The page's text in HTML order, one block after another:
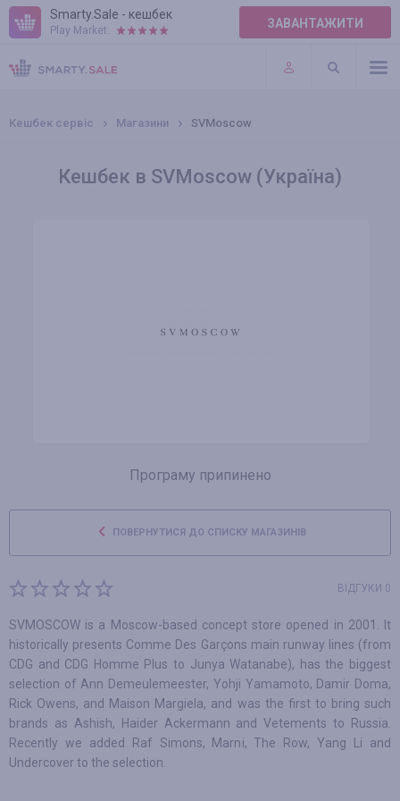
Smarty.Sale - кешбек
Play Market: ЗАВАНТАЖИТИ
ПРАВИЛА
ПЛАГІНИ
Кешбек сервіс Магазини SVMoscow
Кешбек в SVMoscow (Україна)
Програму припинено
ПОВЕРНУТИСЯ ДО СПИСКУ МАГАЗИНІВ
ВІДГУКИ 0
SVMOSCOW is a Moscow-based concept store opened in 2001. It
historically presents Comme Des Garçons main runway lines (from
CDG and CDG Homme Plus to Junya Watanabe), has the biggest
selection of Ann Demeulemeester, Yohji Yamamoto, Damir Doma,
Rick Owens, and Maison Margiela, and was the first to bring such
brands as Ashish, Haider Ackermann and Vetements to Russia.
Recently we added Raf Simons, Marni, The Row, Yang Li and
Undercover to the selection.